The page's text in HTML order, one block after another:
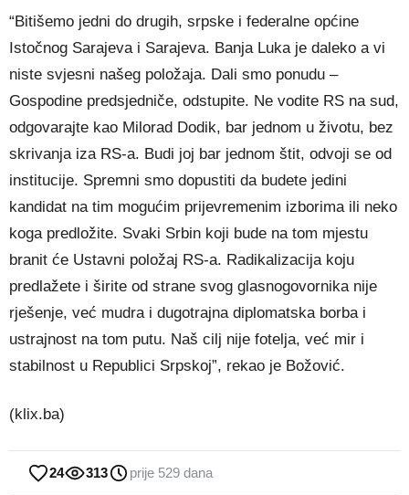
“Bitišemo jedni do drugih, srpske i federalne općine
Istočnog Sarajeva i Sarajeva. Banja Luka je daleko a vi
niste svjesni našeg položaja. Dali smo ponudu –
Gospodine predsjedniče, odstupite. Ne vodite RS na sud,
odgovarajte kao Milorad Dodik, bar jednom u životu, bez
skrivanja iza RS-a. Budi joj bar jednom štit, odvoji se od
institucije. Spremni smo dopustiti da budete jedini
kandidat na tim mogućim prijevremenim izborima ili neko
koga predložite. Svaki Srbin koji bude na tom mjestu
branit će Ustavni položaj RS-a. Radikalizacija koju
predlažete i širite od strane svog glasnogovornika nije
rješenje, već mudra i dugotrajna diplomatska borba i
ustrajnost na tom putu. Naš cilj nije fotelja, već mir i
stabilnost u Republici Srpskoj”, rekao je Božović.
(klix.ba)
24 313 prije 529 dana